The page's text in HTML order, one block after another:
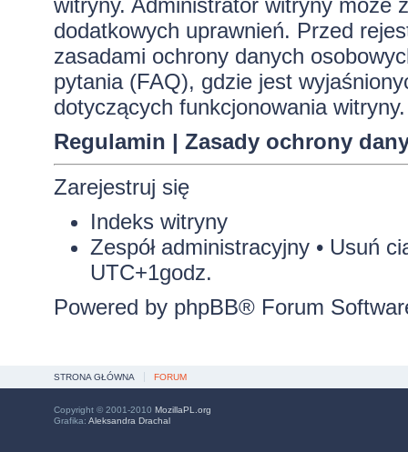
witryny. Administrator witryny może
dodatkowych uprawnień. Przed
zasadami ochrony danych
pytania (FAQ), gdzie jest
dotyczących funkcjonowania witryny.
Regulamin | Zasady ochrony
Zarejestruj się
Indeks witryny
Zespół administracyjny• Usuń
UTC+1godz.
Powered by phpBB® Forum
STRONA GŁÓWNA FORUM
Copyright © 2001-2010 MozillaPL.org
Grafika: Aleksandra Drachal